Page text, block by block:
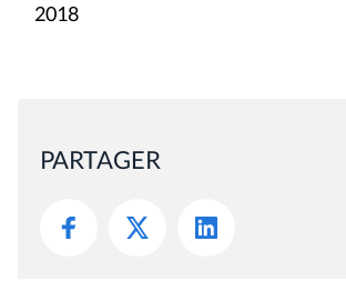
2018
PARTAGER